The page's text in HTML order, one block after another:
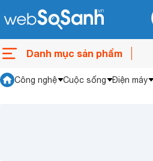
Danh mục sản phẩm
Công nghệ Cuộc sống Điện máy